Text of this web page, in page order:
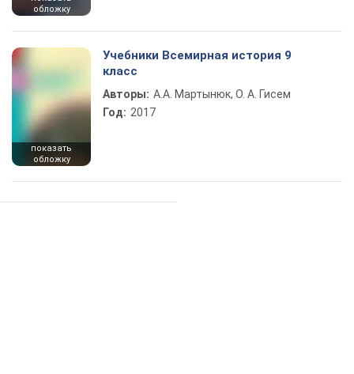
обложку
показать
обложку
Учебники Всемирная история 9
класс
Авторы: А.А. Мартынюк, О. А. Гисем
Год: 2017